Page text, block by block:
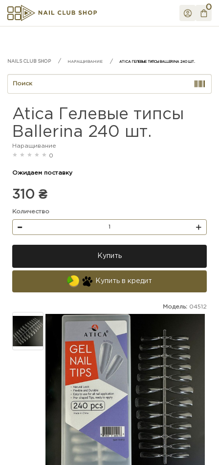
0
НАРАЩИВАНИЕ ATICA ГЕЛЕВЫЕ ТИПСЫ BALLERINA 240 ШТ.
Atica Гелевые типсы
Ballerina 240 шт.
Наращивание
0
Модель: 04512
Ожидаем поставку
310 ₴
Количество
Купить
Купить в кредит